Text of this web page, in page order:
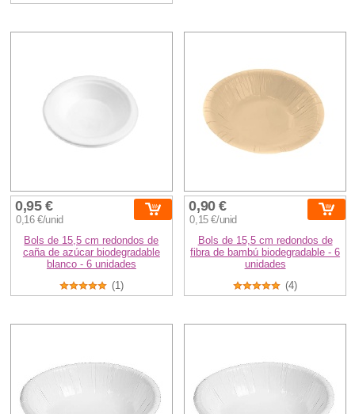
0,95 €
0,16 €/unid
Bols de 15,5 cm redondos de
caña de azúcar biodegradable
blanco - 6 unidades
(1)
0,90 €
0,15 €/unid
Bols de 15,5 cm redondos de
fibra de bambú biodegradable - 6
unidades
(4)